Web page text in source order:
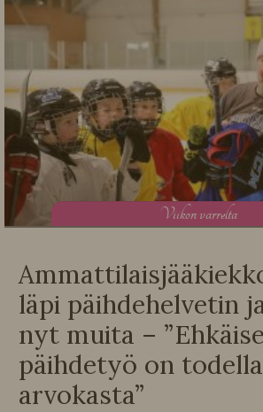
Viikon varrelta
läpi päihdehelvetin
nyt muita –
päihdetyö on todella
arvokasta”